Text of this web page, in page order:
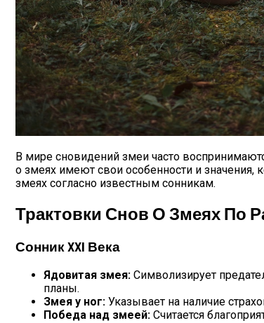
Дебютировал Крупный
Карьерный Гороскоп Для Всех
В мире сновидений змеи часто
о змеях имеют свои особенности и значения,
змеях согласно известным сонникам.
Трактовки Снов О Змеях По
Сонник XXI Века
Ядовитая змея: Символизирует
планы.
Змея у ног: Указывает на наличие
Победа над змеей: Считается